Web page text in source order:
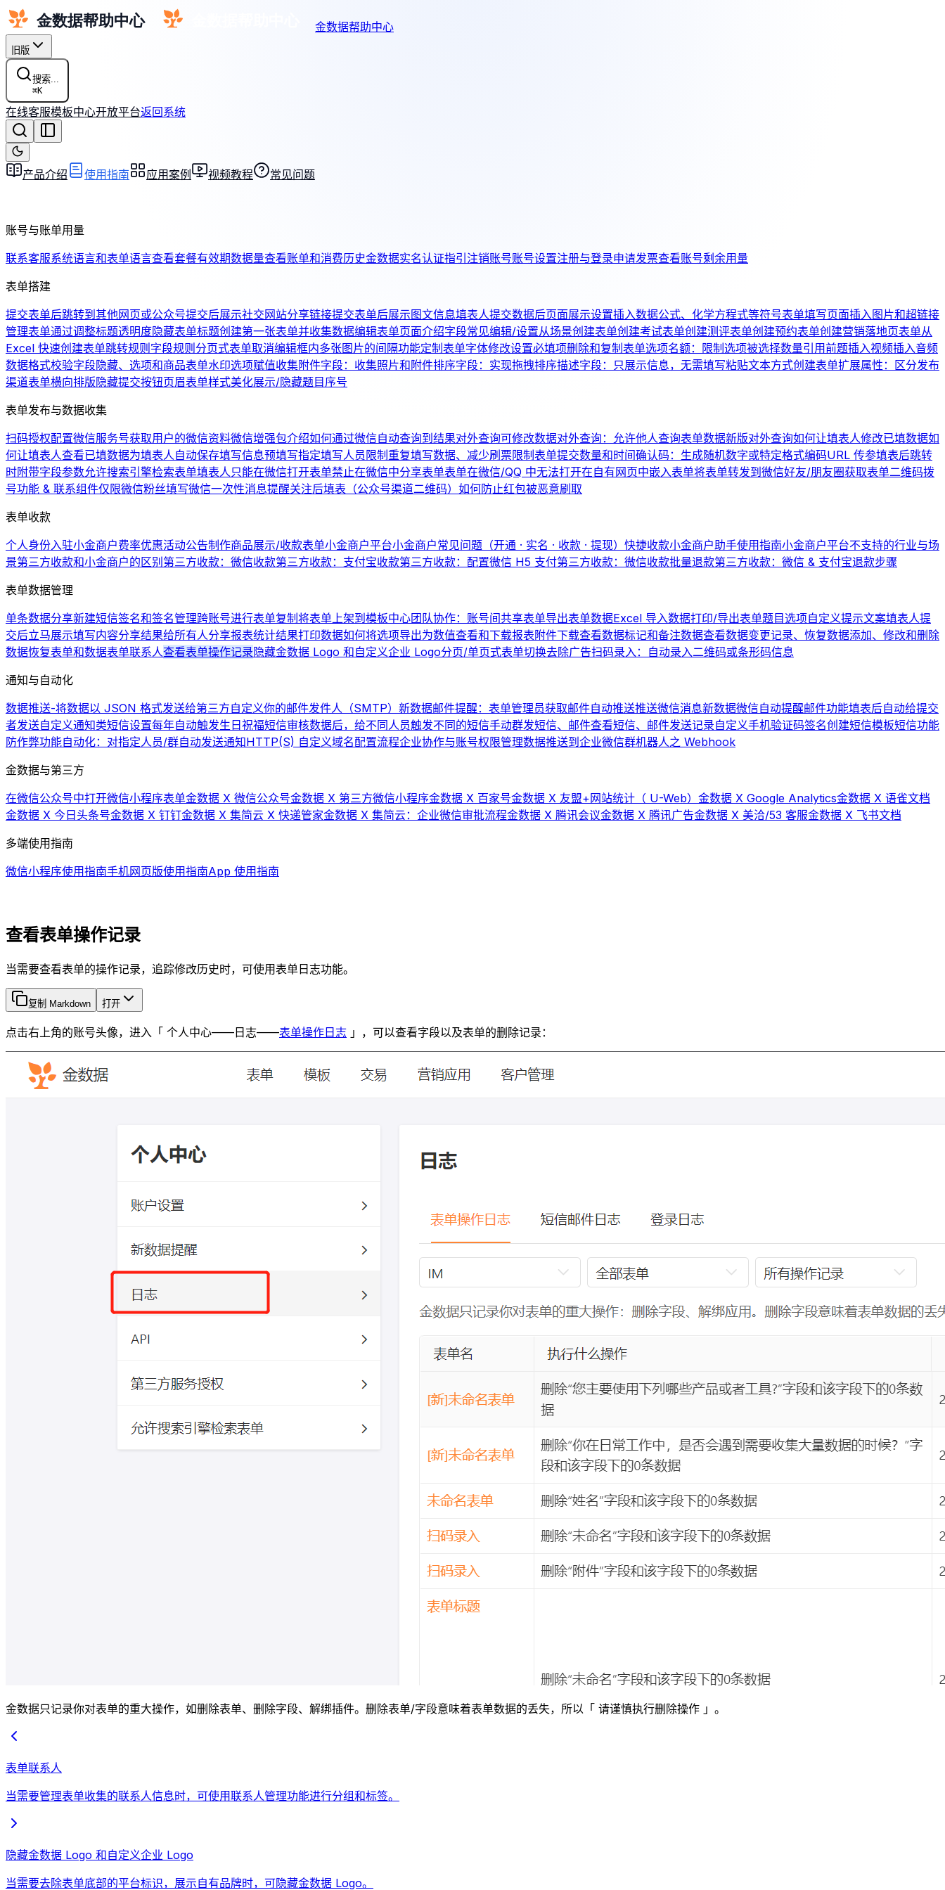
金数据帮助中心
旧版
搜索...
⌘K
在线客服模板中心开放平台返回系统
产品介绍 使用指南 应用案例 视频教程 常见问题
账号与账单用量
联系客服系统语言和表单语言查看套餐有效期数据量查看账单和消费历史金数据实名认证指引 注销账号账号设置注册与登录申请发票查看账号剩余用量
表单搭建
提交表单后跳转到其他网页或公众号提交后展示社交网站分享链接提交表单后展示图文信息填表人提交数据后页面展示设置插入数据公式、化学方程式等符号表单填写页面插入图片和超链接
管理表单通过调整标题透明度隐藏表单标题创建第一张表单并收集数据编辑表单页面介绍字段常见编辑/设置从场景创建表单创建考试表单创建测评表单创建预约表单创建营销落地页表单从
Excel 快速创建表单跳转规则 字段规则 分页式表单取消编辑框内多张图片的间隔功能定制 表单字体修改设置必填项删除和复制表单选项名额：限制选项被选择数量引用前题插入视频插入音频
数据格式校验字段隐藏、选项和商品表单水印选项赋值收集附件字段：收集照片和附件排序字段：实现拖拽排序描述字段：只展示信息，无需填写粘贴文本方式创建表单扩展属性：区分发布
渠道表单横向排版隐藏提交按钮页眉表单样式美化展示/隐藏题目序号
表单发布与数据收集
扫码授权配置微信服务号获取用户的微信资料微信增强包介绍如何通过微信自动查询到结果对外查询可修改数据对外查询：允许他人查询表单数据新版对外查询如何让填表人修改已填数据如
何让填表人查看已填数据为填表人自动保存填写信息预填写指定填写人员 限制重复填写数据、减少刷票限制表单提交数量和时间确认码：生成随机数字或特定格式编码URL 传参填表后跳转
时附带字段参数允许搜索引擎检索表单填表人只能在微信打开表单禁止在微信中分享表单表单在微信/QQ 中无法打开在自有网页中嵌入表单将表单转发到微信好友/朋友圈获取表单二维码拨
号功能 & 联系组件仅限微信粉丝填写微信一次性消息提醒关注后填表（公众号渠道二维码） 如何防止红包被恶意刷取
表单收款
个人身份入驻小金商户费率优惠活动公告制作商品展示/收款表单小金商户平台小金商户常见问题（开通 · 实名 · 收款 · 提现） 快捷收款小金商户助手使用指南小金商户平台不支持的行业与场
景第三方收款和小金商户的区别 第三方收款：微信收款第三方收款：支付宝收款第三方收款：配置微信 H5 支付第三方收款：微信收款批量退款第三方收款：微信 & 支付宝退款步骤
表单数据管理
单条数据分享新建短信签名和签名管理跨账号进行表单复制 将表单上架到模板中心团队协作：账号间共享表单导出表单数据Excel 导入数据打印/导出表单题目选项自定义提示文案填表人提
交后立马展示填写内容分享结果给所有人分享报表统计结果打印数据如何将选项导出为数值查看和下载报表附件下载查看数据标记和备注数据查看数据变更记录、恢复数据添加、修改和删除
数据恢复表单和数据表单联系人查看表单操作记录隐藏金数据 Logo 和自定义企业 Logo分页/单页式表单切换去除广告扫码录入：自动录入二维码或条形码信息
通知与自动化
数据推送-将数据以 JSON 格式发送给第三方自定义你的邮件发件人（SMTP） 新数据邮件提醒：表单管理员获取邮件自动推送推送微信消息新数据微信自动提醒邮件功能填表后自动给提交
者发送自定义通知类短信设置每年自动触发生日祝福短信审核数据后，给不同人员触发不同的短信手动群发短信、邮件查看短信、邮件发送记录自定义手机验证码签名创建短信模板短信功能
防作弊功能自动化：对指定人员/群自动发送通知HTTP(S) 自定义域名配置流程企业协作与账号权限管理数据推送到企业微信群机器人之 Webhook
金数据与第三方
在微信公众号中打开微信小程序表单金数据 X 微信公众号金数据 X 第三方微信小程序金数据 X 百家号金数据 X 友盟+网站统计（ U-Web） 金数据 X Google Analytics金数据 X 语雀文档
金数据 X 今日头条号金数据 X 钉钉金数据 X 集简云 X 快递管家金数据 X 集简云：企业微信审批流程金数据 X 腾讯会议金数据 X 腾讯广告金数据 X 美洽/53 客服金数据 X 飞书文档
多端使用指南
微信小程序使用指南手机网页版使用指南App 使用指南
查看表单操作记录
当需要查看表单的操作记录，追踪修改历史时，可使用表单日志功能。
复制 Markdown 打开
点击右上角的账号头像，进入「 个人中心——日志——表单操作日志 」，可以查看字段以及表单的删除记录：
金数据只记录你对表单的重大操作，如删除表单、删除字段、解绑插件。删除表单/字段意味着表单数据的丢失，所以「 请谨慎执行删除操作 」。
表单联系人
当需要管理表单收集的联系人信息时，可使用联系人管理功能进行分组和标签。
隐藏金数据 Logo 和自定义企业 Logo
当需要去除表单底部的平台标识，展示自有品牌时，可隐藏金数据 Logo。